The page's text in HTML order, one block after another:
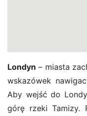
Londyn – miasta
wskazówek
Aby wejść do
górę rzeki Tamizy.